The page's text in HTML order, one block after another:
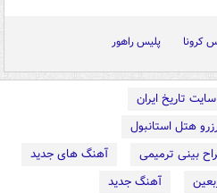
کرونا پلیس راهور
سایت تاریخ ایران
هتل استانبول
بینی ترمیمی
آهنگ های جدید
آهنگ جدید